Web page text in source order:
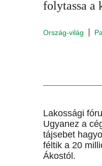
folytassa a
Ország-világ
Lakossági
Ugyanez a
tájsebet
féltik a 20
Ákostól.